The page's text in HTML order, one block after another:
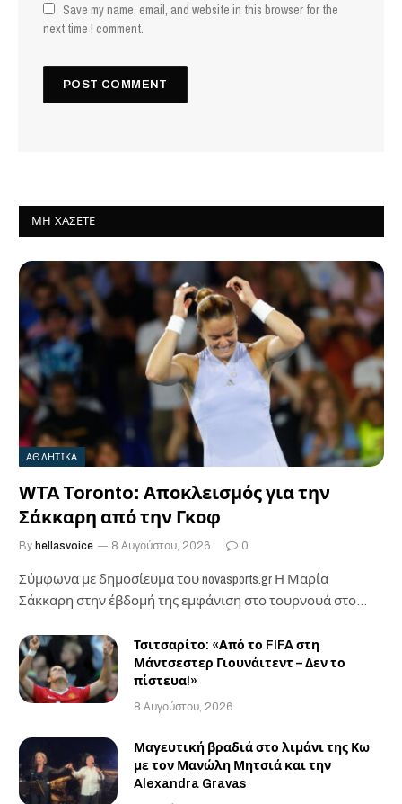
Save my name, email, and website in this browser for the
next time I comment.
ΜΗ ΧΆΣΕΤΕ
ΑΘΛΗΤΙΚΑ
WTA Toronto: Αποκλεισμός για την
Σάκκαρη από την Γκοφ
By hellasvoice 8 Αυγούστου, 2026 0
Σύμφωνα με δημοσίευμα του novasports.gr Η Μαρία
Σάκκαρη στην έβδομή της εμφάνιση στο τουρνουά στο…
Τσιτσαρίτο: «Από το FIFA στη
Μάντσεστερ Γιουνάιτεντ – Δεν το
πίστευα!»
8 Αυγούστου, 2026
Μαγευτική βραδιά στο λιμάνι της Κω
με τον Μανώλη Μητσιά και την
Alexandra Gravas